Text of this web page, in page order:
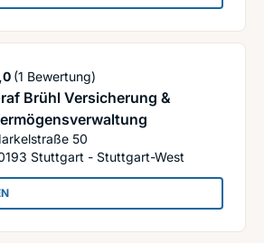
Brühl Versicherung &
50
Stuttgart - Stuttgart-West
Sterne
(1 Bewertung)
: Graf Brühl Versicherung &